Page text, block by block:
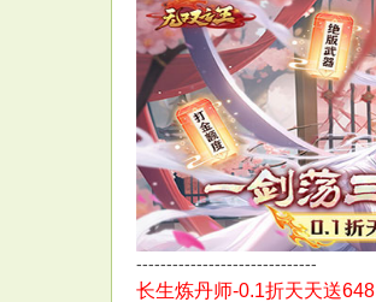
------------------------------
长生炼丹师-0.1折天天送648